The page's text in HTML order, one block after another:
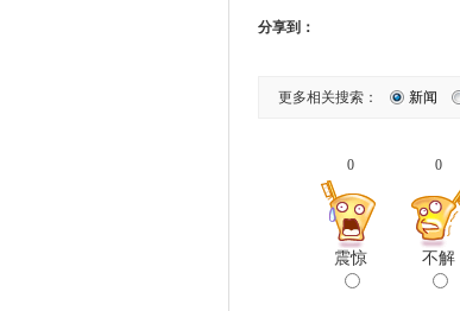
分享到：
更多相关搜索： 新闻
0
震惊
0
不解